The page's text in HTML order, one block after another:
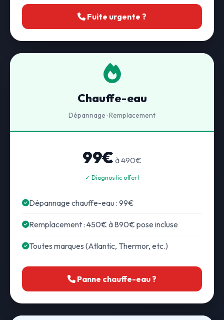
Fuite urgente ?
Chauffe-eau
Dépannage · Remplacement
99€ à 490€
✓ Diagnostic offert
Dépannage chauffe-eau : 99€
Remplacement : 450€ à 890€ pose incluse
Toutes marques (Atlantic, Thermor, etc.)
Panne chauffe-eau ?